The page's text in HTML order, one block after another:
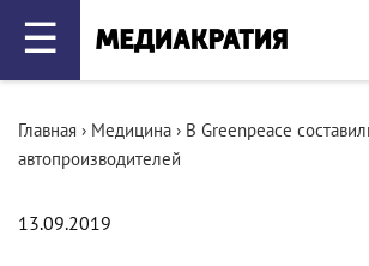
☰
Главная › Медицина › В Greenpeace
автопроизводителей
13.09.2019